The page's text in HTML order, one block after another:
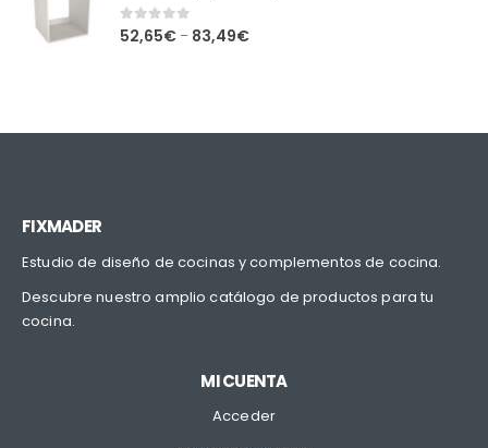
0out of 5
52,65€ – 83,49€
FIXMADER
Estudio de diseño de cocinas y complementos de cocina.
Descubre nuestro amplio catálogo de productos para tu
cocina.
MI CUENTA
Acceder